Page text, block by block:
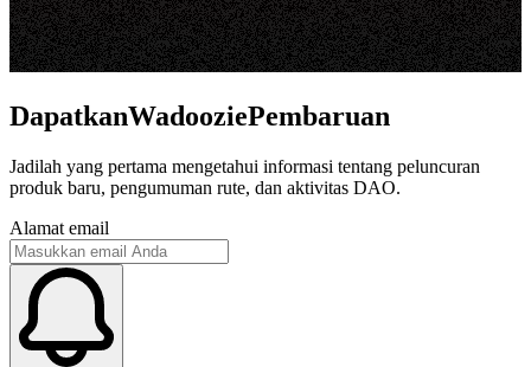
DapatkanWadooziePembaruan
Jadilah yang pertama mengetahui informasi tentang peluncuran
produk baru, pengumuman rute, dan aktivitas DAO.
Alamat email